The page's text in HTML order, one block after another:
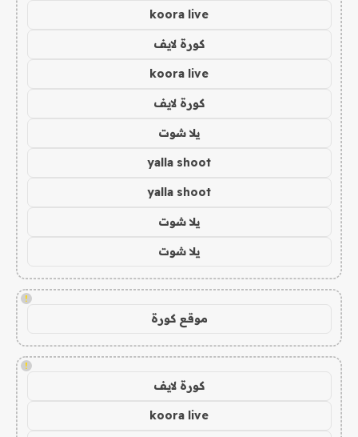
koora live
كورة لايف
koora live
كورة لايف
يلا شوت
yalla shoot
yalla shoot
يلا شوت
يلا شوت
!
موقع كورة
!
كورة لايف
koora live